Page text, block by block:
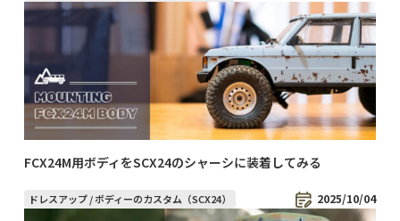
FCX24M用ボディをSCX24のシャーシに装着してみる
ドレスアップ / ボディーのカスタム（SCX24） 2025/10/04